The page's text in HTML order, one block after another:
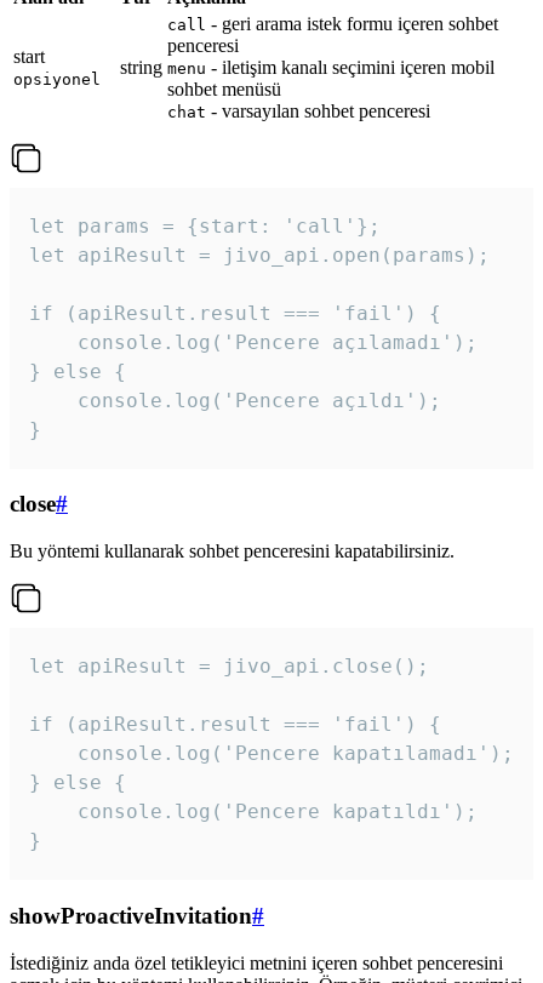
start
opsiyonel
string
call - geri arama istek formu içeren sohbet
penceresi
menu - iletişim kanalı seçimini içeren mobil
sohbet menüsü
chat - varsayılan sohbet penceresi
let params = {start: 'call'};
let apiResult = jivo_api.open(params);
if (apiResult.result === 'fail') {
    console.log('Pencere açılamadı');
} else {
    console.log('Pencere açıldı');
}
close#
Bu yöntemi kullanarak sohbet penceresini kapatabilirsiniz.
let apiResult = jivo_api.close();
if (apiResult.result === 'fail') {
    console.log('Pencere kapatılamadı');
} else {
    console.log('Pencere kapatıldı');
}
showProactiveInvitation#
İstediğiniz anda özel tetikleyici metnini içeren sohbet penceresini